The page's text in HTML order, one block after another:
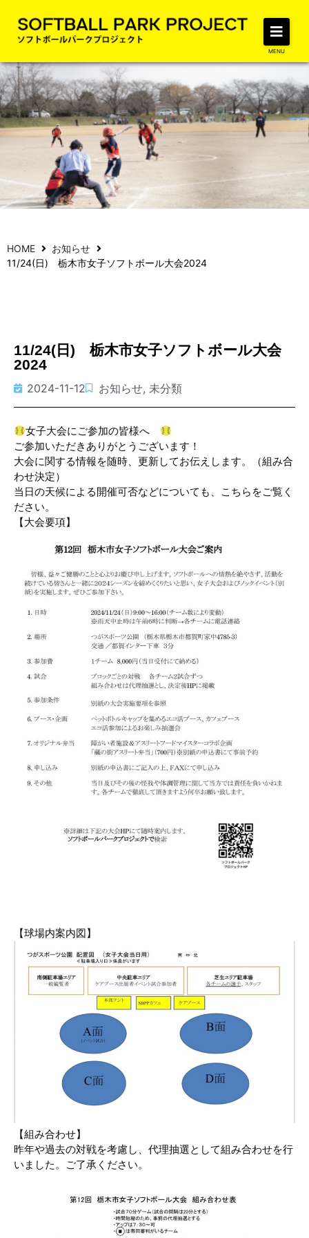
MENU
HOME
お知らせ
11/24(日) 栃木市女子ソフトボール大会2024
11/24(日) 栃木市女子ソフトボール大会
2024
2024-11-12 お知らせ, 未分類
女子大会にご参加の皆様へ
ご参加いただきありがとうございます！
大会に関する情報を随時、更新してお伝えします。（組み合
わせ決定）
当日の天候による開催可否などについても、こちらをご覧く
ださい。
【大会要項】
【球場内案内図】
【組み合わせ】
昨年や過去の対戦を考慮し、代理抽選として組み合わせを行
いました。ご了承ください。